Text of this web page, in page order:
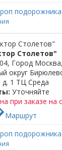
Столетов"
Город Москва,
округ
д. 1 ТЦ Среда
Уточняйте
при заказе на
Маршрут